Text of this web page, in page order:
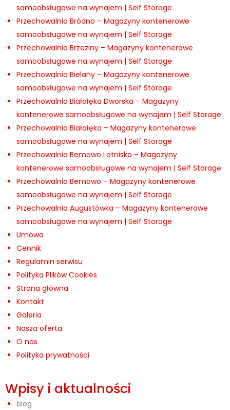
samoobsługowe na wynajem | Self Storage
Przechowalnia Bródno – Magazyny kontenerowe
samoobsługowe na wynajem | Self Storage
Przechowalnia Brzeziny – Magazyny kontenerowe
samoobsługowe na wynajem | Self Storage
Przechowalnia Bielany – Magazyny kontenerowe
samoobsługowe na wynajem | Self Storage
Przechowalnia Białołęka Dworska – Magazyny
kontenerowe samoobsługowe na wynajem | Self Storage
Przechowalnia Białołęka – Magazyny kontenerowe
samoobsługowe na wynajem | Self Storage
Przechowalnia Bemowo Lotnisko – Magazyny
kontenerowe samoobsługowe na wynajem | Self Storage
Przechowalnia Bemowo – Magazyny kontenerowe
samoobsługowe na wynajem | Self Storage
Przechowalnia Augustówka – Magazyny kontenerowe
samoobsługowe na wynajem | Self Storage
Umowa
Cennik
Regulamin serwisu
Polityka Plików Cookies
Strona główna
Kontakt
Galeria
Nasza oferta
O nas
Polityka prywatności
Wpisy i aktualności
blog